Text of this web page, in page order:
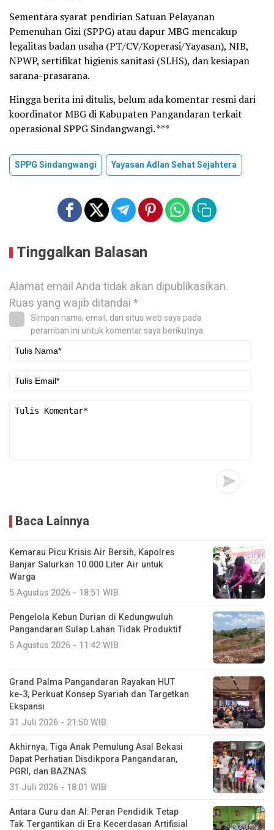
Sementara syarat pendirian Satuan Pelayanan
Pemenuhan Gizi (SPPG) atau dapur MBG mencakup
legalitas badan usaha (PT/CV/Koperasi/Yayasan), NIB,
NPWP, sertifikat higienis sanitasi (SLHS), dan kesiapan
sarana-prasarana.
Hingga berita ini ditulis, belum ada komentar resmi dari
koordinator MBG di Kabupaten Pangandaran terkait
operasional SPPG Sindangwangi. ***
SPPG Sindangwangi Yayasan Adlan Sehat Sejahtera
Tinggalkan Balasan
Alamat email Anda tidak akan dipublikasikan.
Ruas yang wajib ditandai*
Simpan nama, email, dan situs web saya pada
peramban ini untuk komentar saya berikutnya.
Baca Lainnya
Kemarau Picu Krisis Air Bersih, Kapolres
Banjar Salurkan 10.000 Liter Air untuk
Warga
5 Agustus 2026 - 18:51 WIB
Pengelola Kebun Durian di Kedungwuluh
Pangandaran Sulap Lahan Tidak Produktif ‎
5 Agustus 2026 - 11:42 WIB
Grand Palma Pangandaran Rayakan HUT
ke-3, Perkuat Konsep Syariah dan Targetkan
Ekspansi
31 Juli 2026 - 21:50 WIB
Akhirnya, Tiga Anak Pemulung Asal Bekasi
Dapat Perhatian Disdikpora Pangandaran,
PGRI, dan BAZNAS
31 Juli 2026 - 18:01 WIB
Antara Guru dan AI: Peran Pendidik Tetap
Tak Tergantikan di Era Kecerdasan Artifisial